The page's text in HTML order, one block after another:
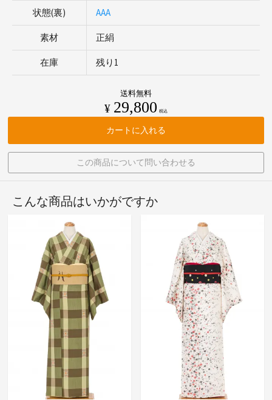
状態(裏) AAA
素材 正絹
在庫 残り1
送料無料
¥ 29,800 税込
カートに入れる
この商品について問い合わせる
こんな商品はいかがですか